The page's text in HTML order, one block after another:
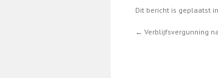
Dit bericht is geplaatst in
← Verblijfsvergunning